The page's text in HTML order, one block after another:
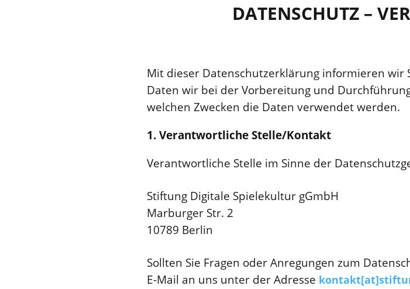
DATENSCHUTZ –
Mit dieser Datenschutzerklärung informieren wir
Daten wir bei der Vorbereitung und
welchen Zwecken die Daten verwendet werden.
1. Verantwortliche Stelle/Kontakt
Verantwortliche Stelle im Sinne der
Stiftung Digitale Spielekultur gGmbH
Marburger Str. 2
10789 Berlin
Sollten Sie Fragen oder Anregungen zum
E-Mail an uns unter der Adresse